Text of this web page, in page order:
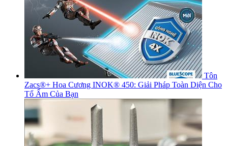
Tôn
Zacs®+ Hoa Cương INOK® 450: Giải Pháp Toàn Diện Cho
Tổ Ấm Của Bạn